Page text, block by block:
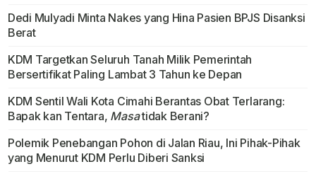
Dedi Mulyadi Minta Nakes yang Hina Pasien BPJS Disanksi
Berat
KDM Targetkan Seluruh Tanah Milik Pemerintah
Bersertifikat Paling Lambat 3 Tahun ke Depan
KDM Sentil Wali Kota Cimahi Berantas Obat Terlarang:
Bapak kan Tentara, Masatidak Berani?
Polemik Penebangan Pohon di Jalan Riau, Ini Pihak-Pihak
yang Menurut KDM Perlu Diberi Sanksi